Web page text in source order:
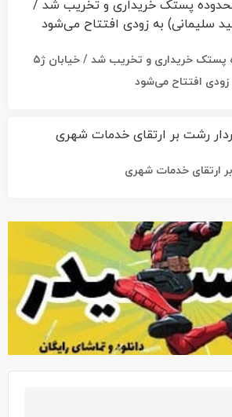
۳ باب مغازه محدوده پستک خریداری و تخریب شد / خیابان ژ۵
افتتاح می‌شود
ارتقای خدمات شهری